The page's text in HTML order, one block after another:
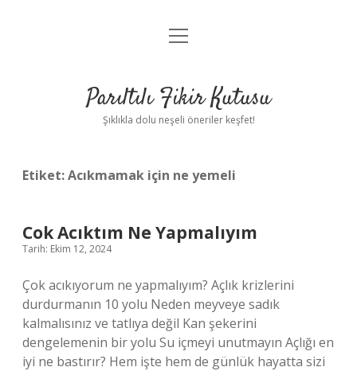
Anasayfa
Yasal Uyarı
menüyü
Parıltılı Fikir Kutusu
Şıklıkla dolu neşeli öneriler keşfet!
Etiket:Acıkmamak için ne yemeli
Cok Acıktım Ne Yapmalıyım
Tarih: Ekim 12, 2024
Çok acıkıyorum ne yapmalıyım? Açlık krizlerini
durdurmanın 10 yolu Neden meyveye sadık
kalmalısınız ve tatlıya değil Kan şekerini
dengelemenin bir yolu Su içmeyi unutmayın Açlığı en
iyi ne bastırır? Hem işte hem de günlük hayatta sizi